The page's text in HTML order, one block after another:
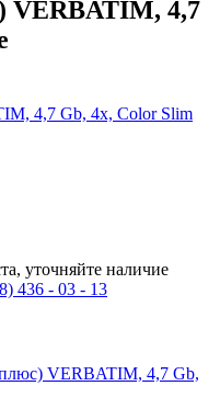
VERBATIM, 4,7
уточняйте наличие
436 - 03 - 13
VERBATIM, 4,7 Gb,